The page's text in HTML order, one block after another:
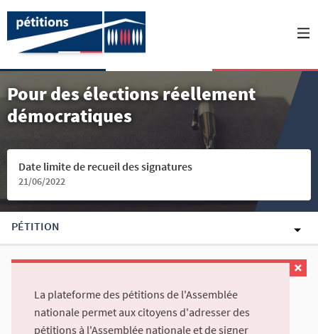
Pour des élections réellement
démocratiques
Date limite de recueil des signatures
21/06/2022
PÉTITION
La plateforme des pétitions de l'Assemblée
nationale permet aux citoyens d'adresser des
pétitions à l'Assemblée nationale et de signer